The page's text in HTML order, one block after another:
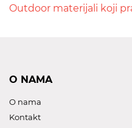
Outdoor materijali koji
O NAMA
O nama
Kontakt